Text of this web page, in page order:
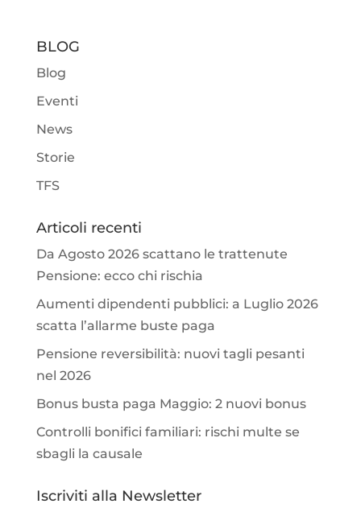
BLOG
Blog
Eventi
News
Storie
TFS
Articoli recenti
Da Agosto 2026 scattano le trattenute
Pensione: ecco chi rischia
Aumenti dipendenti pubblici: a Luglio 2026
scatta l’allarme buste paga
Pensione reversibilità: nuovi tagli pesanti
nel 2026
Bonus busta paga Maggio: 2 nuovi bonus
Controlli bonifici familiari: rischi multe se
sbagli la causale
Iscriviti alla Newsletter